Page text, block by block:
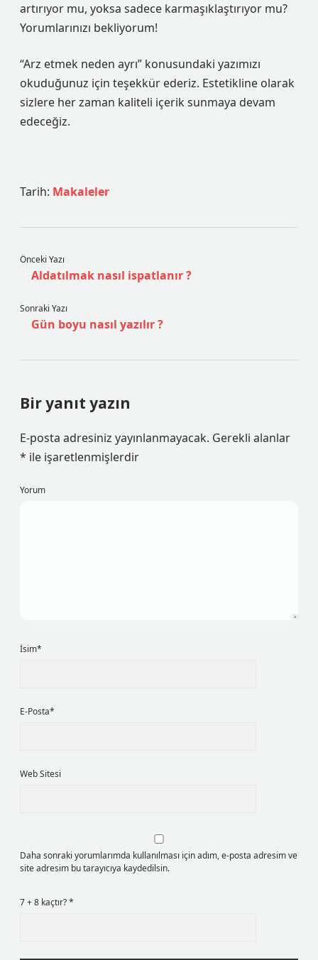
artırıyor mu, yoksa sadece karmaşıklaştırıyor mu?
Yorumlarınızı bekliyorum!
“Arz etmek neden ayrı” konusundaki yazımızı
okuduğunuz için teşekkür ederiz. Estetikline olarak
sizlere her zaman kaliteli içerik sunmaya devam
edeceğiz.
Tarih: Makaleler
Önceki Yazı
Aldatılmak nasıl ispatlanır ?
Sonraki Yazı
Gün boyu nasıl yazılır ?
Bir yanıt yazın
E-posta adresiniz yayınlanmayacak. Gerekli alanlar
* ile işaretlenmişlerdir
Yorum
İsim*
E-Posta*
Web Sitesi
Daha sonraki yorumlarımda kullanılması için adım, e-posta adresim ve
site adresim bu tarayıcıya kaydedilsin.
7 + 8 kaçtır?*